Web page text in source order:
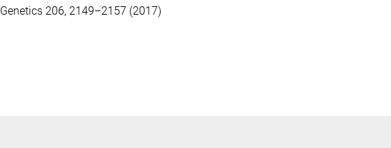
Genetics 206, 2149–2157 (2017)